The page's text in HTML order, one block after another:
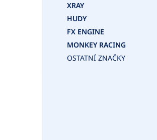
FX ENGINE
HUDY
MONKEY RACING
XRAY
OSTATNÍ ZNAČKY